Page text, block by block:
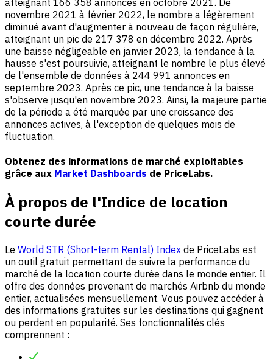
novembre 2021 à février 2022, le nombre a légèrement
diminué avant d'augmenter à nouveau de façon régulière,
atteignant un pic de 217 378 en décembre 2022. Après
une baisse négligeable en janvier 2023, la tendance à la
hausse s'est poursuivie, atteignant le nombre le plus élevé
de l'ensemble de données à 244 991 annonces en
septembre 2023. Après ce pic, une tendance à la baisse
s'observe jusqu'en novembre 2023. Ainsi, la majeure partie
de la période a été marquée par une croissance des
annonces actives, à l'exception de quelques mois de
fluctuation.
Obtenez des informations de marché exploitables
grâce aux Market Dashboards de PriceLabs.
À propos de l'Indice de location
courte durée
Le World STR (Short-term Rental) Index de PriceLabs est
un outil gratuit permettant de suivre la performance du
marché de la location courte durée dans le monde entier. Il
offre des données provenant de marchés Airbnb du monde
entier, actualisées mensuellement. Vous pouvez accéder à
des informations gratuites sur les destinations qui gagnent
ou perdent en popularité. Ses fonctionnalités clés
comprennent :